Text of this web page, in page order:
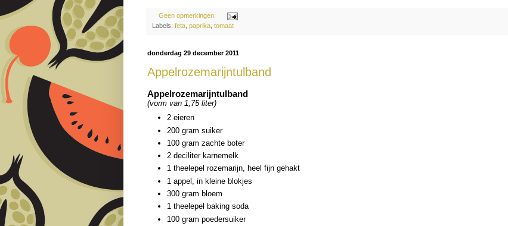
Geen opmerkingen:
Labels: feta, paprika, tomaat
donderdag 29 december 2011
Appelrozemarijntulband
Appelrozemarijntulband
(vorm van 1,75 liter)
2 eieren
200 gram suiker
100 gram zachte boter
2 deciliter karnemelk
1 theelepel rozemarijn, heel fijn gehakt
1 appel, in kleine blokjes
300 gram bloem
1 theelepel baking soda
100 gram poedersuiker